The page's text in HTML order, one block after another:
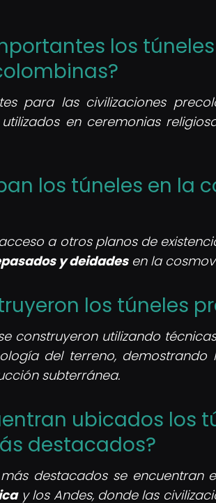
los
para las civilizaciones
en ceremonias
los túneles en la
a otros planos de
y deidadesen la
los túneles
construyeron utilizando
del terreno, demostrando
subterránea.
ubicados los
destacados?
destacados se encuentran
y los Andes, donde las